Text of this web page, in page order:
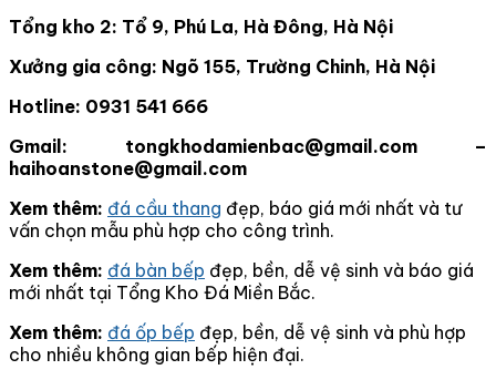
Tổng kho 2: Tổ 9, Phú La, Hà Đông, Hà Nội
Xưởng gia công: Ngõ 155, Trường Chinh, Hà Nội
Hotline: 0931 541 666
Gmail: tongkhodamienbac@gmail.com –
haihoanstone@gmail.com
Xem thêm: đá cầu thang đẹp, báo giá mới nhất và tư
vấn chọn mẫu phù hợp cho công trình.
Xem thêm: đá bàn bếp đẹp, bền, dễ vệ sinh và báo giá
mới nhất tại Tổng Kho Đá Miền Bắc.
Xem thêm: đá ốp bếp đẹp, bền, dễ vệ sinh và phù hợp
cho nhiều không gian bếp hiện đại.